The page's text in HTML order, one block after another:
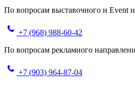
По вопросам выставочного и Event
+7 (968) 988-60-42
По вопросам рекламного
+7 (903) 964-87-04